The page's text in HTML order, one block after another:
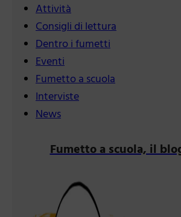
Attività
Consigli di lettura
Dentro i fumetti
Eventi
Fumetto a scuola
Interviste
News
Fumetto a scuola, il